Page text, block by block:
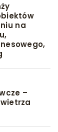
na
–